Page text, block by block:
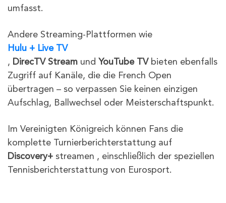
umfasst.
Andere Streaming-Plattformen wie
Hulu + Live TV
, DirecTV Stream und YouTube TV bieten ebenfalls
Zugriff auf Kanäle, die die French Open
übertragen – so verpassen Sie keinen einzigen
Aufschlag, Ballwechsel oder Meisterschaftspunkt.
Im Vereinigten Königreich können Fans die
komplette Turnierberichterstattung auf
Discovery+ streamen , einschließlich der speziellen
Tennisberichterstattung von Eurosport.